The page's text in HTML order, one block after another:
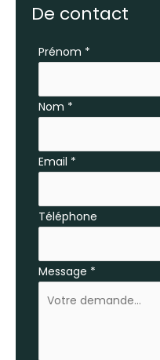
De contact
Formulaire
téléphone
Prénom *
Nom *
Email *
Téléphone
Message *